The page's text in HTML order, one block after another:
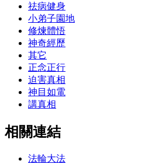
祛病健身
小弟子園地
修煉體悟
神奇經歷
其它
正念正行
迫害真相
神目如電
講真相
相關連結
法輪大法